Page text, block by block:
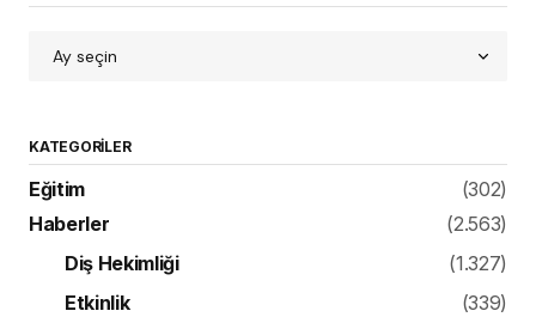
KATEGORILER
Eğitim
(302)
Haberler
(2.563)
Diş Hekimliği
(1.327)
Etkinlik
(339)